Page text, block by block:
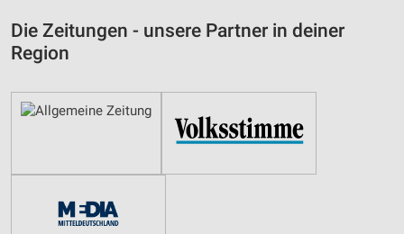
Die Zeitungen - unsere Partner in deiner
Region